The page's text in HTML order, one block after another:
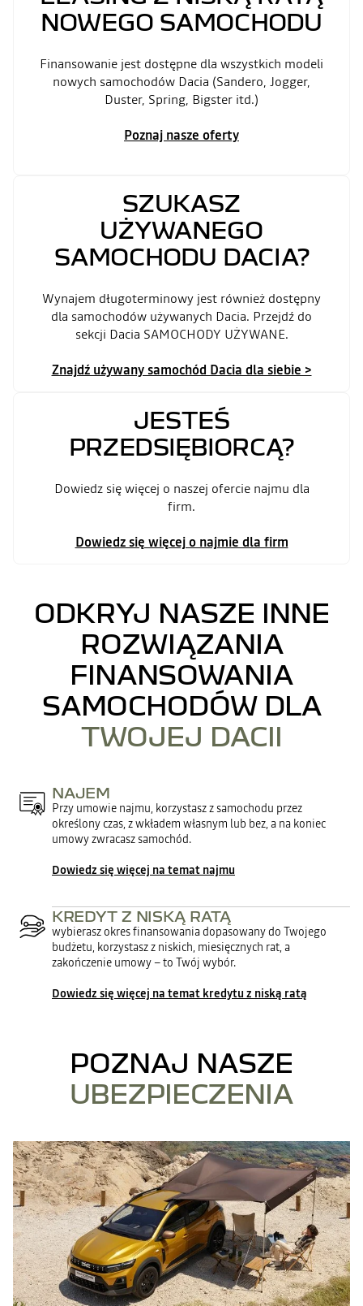
NOWEGO SAMOCHODU
Finansowanie jest dostępne dla wszystkich modeli
nowych samochodów Dacia (Sandero, Jogger,
Duster, Spring, Bigster itd.)
Poznaj nasze oferty
SZUKASZ
UŻYWANEGO
SAMOCHODU DACIA?
Wynajem długoterminowy jest również dostępny
dla samochodów używanych Dacia. Przejdź do
sekcji Dacia SAMOCHODY UŻYWANE.
Znajdź używany samochód Dacia dla siebie >
JESTEŚ
PRZEDSIĘBIORCĄ?
Dowiedz się więcej o naszej ofercie najmu dla
firm.
Dowiedz się więcej o najmie dla firm
ODKRYJ NASZE INNE
ROZWIĄZANIA
FINANSOWANIA
SAMOCHODÓW DLA
TWOJEJ DACII
NAJEM
Przy umowie najmu, korzystasz z samochodu przez
określony czas, z wkładem własnym lub bez, a na koniec
umowy zwracasz samochód.
Dowiedz się więcej na temat najmu
KREDYT Z NISKĄ RATĄ
wybierasz okres finansowania dopasowany do Twojego
budżetu, korzystasz z niskich, miesięcznych rat, a
zakończenie umowy – to Twój wybór.
Dowiedz się więcej na temat kredytu z niską ratą
POZNAJ NASZE
UBEZPIECZENIA